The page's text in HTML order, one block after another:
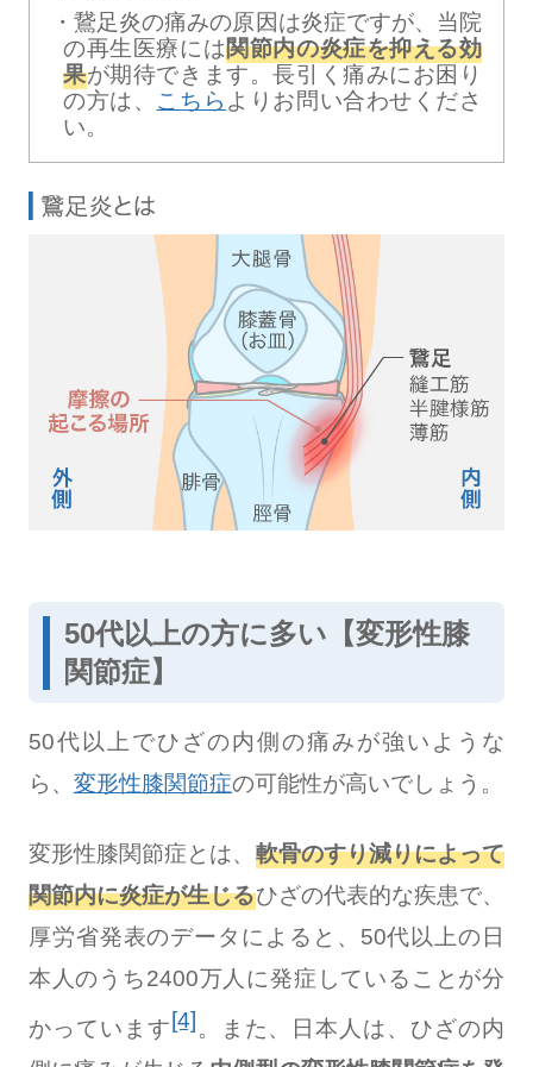
鵞足炎の痛みの原因は炎症ですが、当院
の再生医療には関節内の炎症を抑える効
果が期待できます。長引く痛みにお困り
の方は、 こちら よりお問い合わせくださ
い。
50代以上の方に多い【変形性膝
関節症】
50代以上でひざの内側の痛みが強いような
ら、 変形性膝関節症の可能性が高いでしょう。
変形性膝関節症とは、 軟骨のすり減りによって
関節内に炎症が生じるひざの代表的な疾患で、
厚労省発表のデータによると、50代以上の日
本人のうち2400万人に発症していることが分
かっています[4]。また、日本人は、ひざの内